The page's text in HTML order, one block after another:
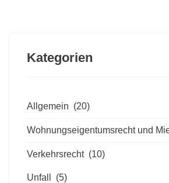
Kategorien
Allgemein (20)
Wohnungseigentumsrecht und
Verkehrsrecht (10)
Unfall (5)